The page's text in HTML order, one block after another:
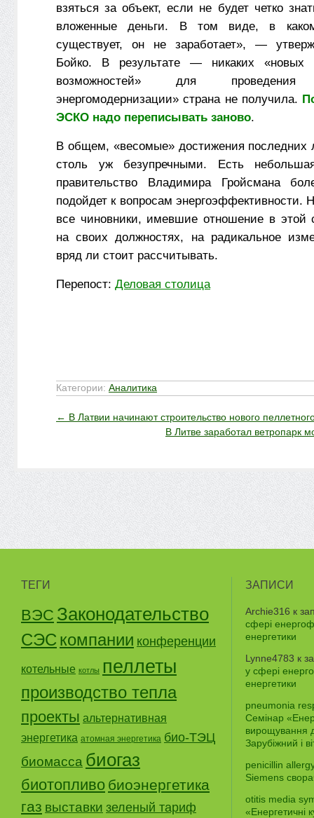
взяться за объект, если не будет четко
вложенные деньги. В том виде, в
существует, он не заработает», —
Бойко. В результате — никаких «новых
возможностей» для проведения
энергомодернизации» страна не получила.
ЭСКО надо переписывать заново.
В общем, «весомые» достижения последних
столь уж безупречными. Есть
правительство Владимира Гройсмана
подойдет к вопросам энергоэффективности.
все чиновники, имевшие отношение в этой
на своих должностях, на радикальное
вряд ли стоит рассчитывать.
Перепост: Деловая столица
Категории: Аналитика
← В Латвии начинают строительство нового
В Литве заработал ветропарк
ТЕГИ
ВЭС Законодательство
СЭС компании конференции
котельные котлы пеллеты
производство тепла
проекты альтернативная
энергетика атомная энергетика био-ТЭЦ
биомасса биогаз
биотопливо биоэнергетика
газ выставки зеленый тариф
ЗАПИСИ
Archie316 к
сфері
енергетики
Lynne4783 к
у сфері
енергетики
pneumonia
Семінар
вирощування
Зарубіжний і
penicillin
Siemens
otitis media
«Енергетичні